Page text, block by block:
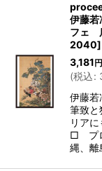
伊藤
フェ
2040]
3,181円
(税込:
伊藤若
筆致と
リア
□ プロ
縄、